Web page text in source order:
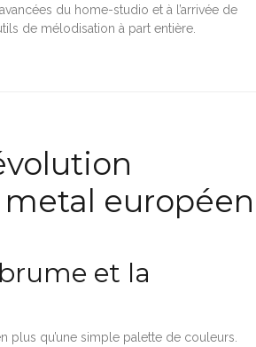
du home-studio et à l’arrivée de
de mélodisation à part entière.
européen
et la
plus qu’une simple palette de couleurs.